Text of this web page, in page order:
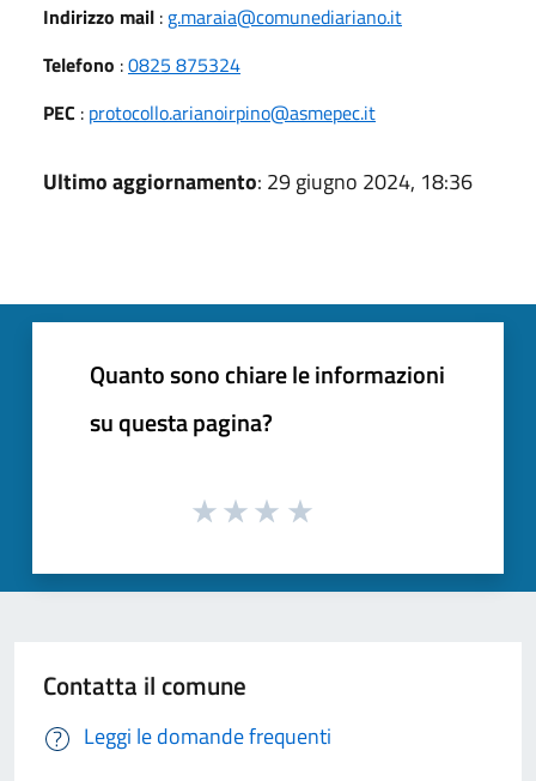
Indirizzo mail : g.maraia@comunediariano.it
Telefono :0825 875324
PEC : protocollo.arianoirpino@asmepec.it
Ultimo aggiornamento: 29 giugno 2024, 18:36
Quanto sono chiare le informazioni
su questa pagina?
Contatta il comune
Leggi le domande frequenti